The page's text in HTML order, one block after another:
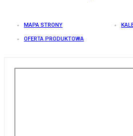
MAPA STRONY
OFERTA PRODUKTOWA